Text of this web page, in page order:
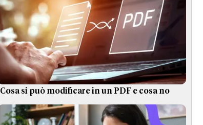
Cosa si può modificare in un PDF e cosa no